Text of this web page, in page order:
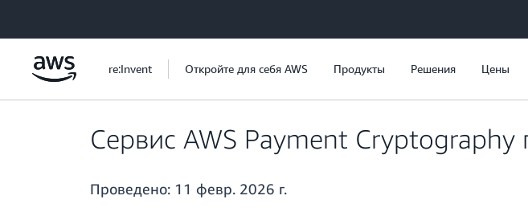
re:Invent Откройте для себя AWS Продукты Решения Цены
Сервис AWS Payment Cryptography
Проведено: 11 февр. 2026 г.